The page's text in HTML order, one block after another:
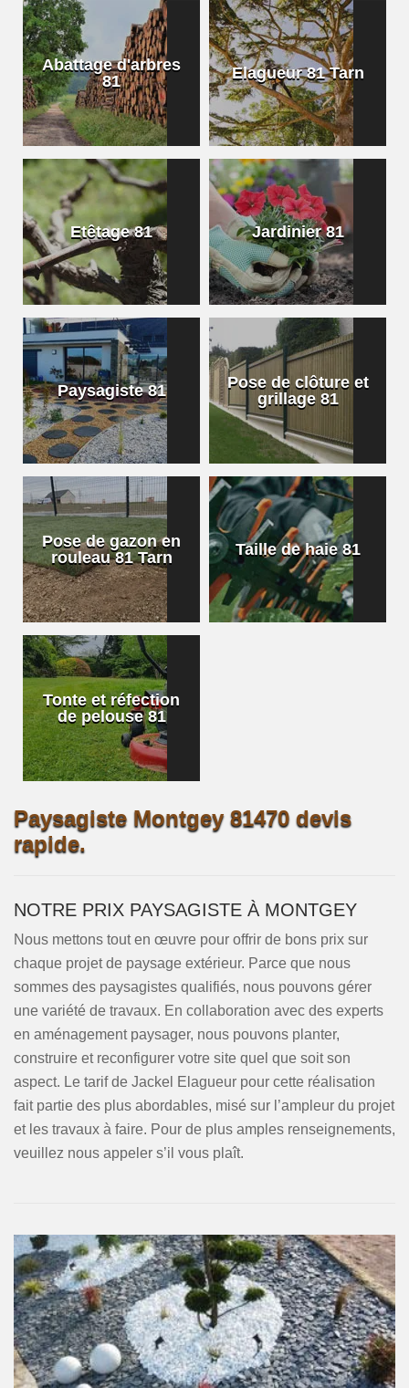
Abattage d'arbres
81
Elagueur 81 Tarn
Etêtage 81 Jardinier 81
Paysagiste 81
Pose de clôture et
grillage 81
Pose de gazon en
rouleau 81 Tarn
Taille de haie 81
Tonte et réfection
de pelouse 81
Paysagiste Montgey 81470 devis
rapide.
NOTRE PRIX PAYSAGISTE À MONTGEY
Nous mettons tout en œuvre pour offrir de bons prix sur
chaque projet de paysage extérieur. Parce que nous
sommes des paysagistes qualifiés, nous pouvons gérer
une variété de travaux. En collaboration avec des experts
en aménagement paysager, nous pouvons planter,
construire et reconfigurer votre site quel que soit son
aspect. Le tarif de Jackel Elagueur pour cette réalisation
fait partie des plus abordables, misé sur l’ampleur du projet
et les travaux à faire. Pour de plus amples renseignements,
veuillez nous appeler s’il vous plaît.